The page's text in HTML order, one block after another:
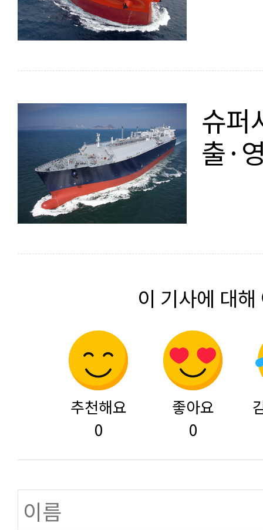
슈퍼
출·
이 기사에 대
추천해요
0
좋아요
0